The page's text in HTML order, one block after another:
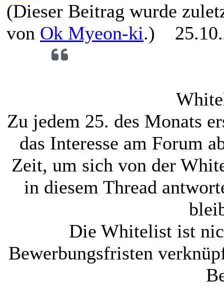
(Dieser Beitrag wurde
von Ok Myeon-ki.)
Zu jedem 25. des Monats
das Interesse am Forum
Zeit, um sich von der
in diesem Thread
Die Whitelist ist
Bewerbungsfristen